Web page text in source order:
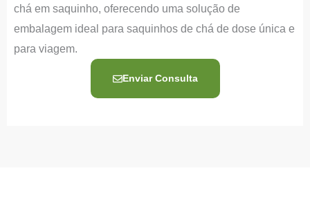
chá em saquinho, oferecendo uma solução de
embalagem ideal para saquinhos de chá de dose única e
para viagem.
Enviar Consulta